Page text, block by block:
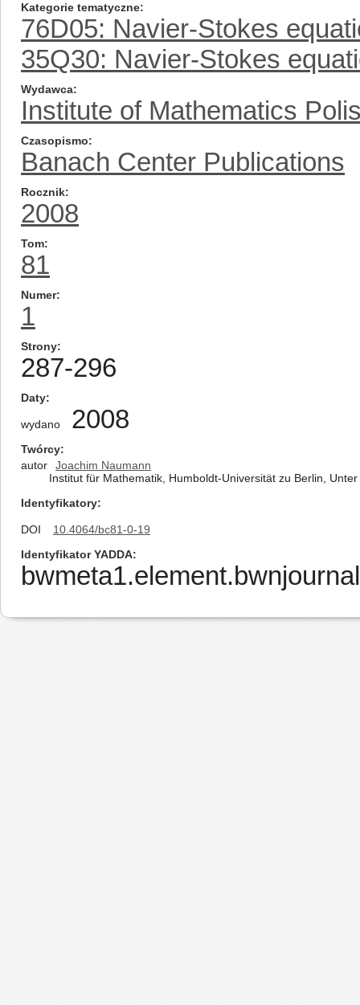
Kategorie tematyczne
76D05: Navier-Stokes
35Q30: Navier-Stokes
Wydawca
Institute of Mathematics
Czasopismo
Banach Center Publications
Rocznik
2008
Tom
81
Numer
1
Strony
287-296
Daty
wydano 2008
Twórcy
autor
Joachim Naumann
Institut für Mathematik, Humboldt-Universität zu Berlin,
Identyfikatory
DOI
10.4064/bc81-0-19
Identyfikator YADDA